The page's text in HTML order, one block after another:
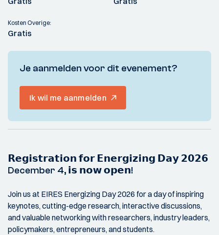
Kosten Overige:
Gratis
Je aanmelden voor dit evenement?
Ik wil me aanmelden
𝗥𝗲𝗴𝗶𝘀𝘁𝗿𝗮𝘁𝗶𝗼𝗻 𝗳𝗼𝗿 𝗘𝗻𝗲𝗿𝗴𝗶𝘇𝗶𝗻𝗴 𝗗𝗮𝘆 𝟮𝟬𝟮𝟲
December 4, 𝗶𝘀 𝗻𝗼𝘄 𝗼𝗽𝗲𝗻!
Join us at EIRES Energizing Day 2026 for a day of inspiring
keynotes, cutting-edge research, interactive discussions,
and valuable networking with researchers, industry leaders,
policymakers, entrepreneurs, and students.